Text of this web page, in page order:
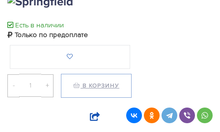
Есть в наличии
Только по предоплате
- + В КОРЗИНУ